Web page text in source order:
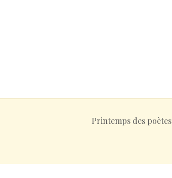
Printemps des poètes